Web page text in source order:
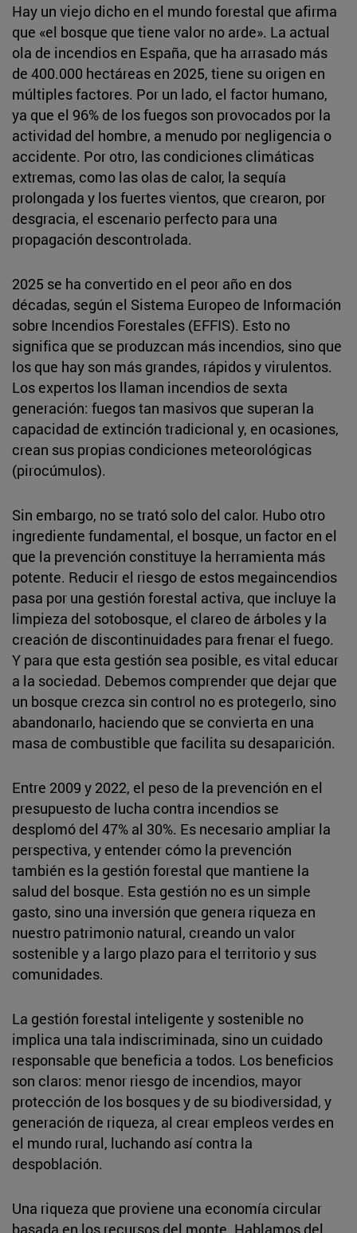
Hay un viejo dicho en el mundo forestal que afirma
que «el bosque que tiene valor no arde». La actual
ola de incendios en España, que ha arrasado más
de 400.000 hectáreas en 2025, tiene su origen en
múltiples factores. Por un lado, el factor humano,
ya que el 96% de los fuegos son provocados por la
actividad del hombre, a menudo por negligencia o
accidente. Por otro, las condiciones climáticas
extremas, como las olas de calor, la sequía
prolongada y los fuertes vientos, que crearon, por
desgracia, el escenario perfecto para una
propagación descontrolada.
2025 se ha convertido en el peor año en dos
décadas, según el Sistema Europeo de Información
sobre Incendios Forestales (EFFIS). Esto no
significa que se produzcan más incendios, sino que
los que hay son más grandes, rápidos y virulentos.
Los expertos los llaman incendios de sexta
generación: fuegos tan masivos que superan la
capacidad de extinción tradicional y, en ocasiones,
crean sus propias condiciones meteorológicas
(pirocúmulos).
Sin embargo, no se trató solo del calor. Hubo otro
ingrediente fundamental, el bosque, un factor en el
que la prevención constituye la herramienta más
potente. Reducir el riesgo de estos megaincendios
pasa por una gestión forestal activa, que incluye la
limpieza del sotobosque, el clareo de árboles y la
creación de discontinuidades para frenar el fuego.
Y para que esta gestión sea posible, es vital educar
a la sociedad. Debemos comprender que dejar que
un bosque crezca sin control no es protegerlo, sino
abandonarlo, haciendo que se convierta en una
masa de combustible que facilita su desaparición.
Entre 2009 y 2022, el peso de la prevención en el
presupuesto de lucha contra incendios se
desplomó del 47% al 30%. Es necesario ampliar la
perspectiva, y entender cómo la prevención
también es la gestión forestal que mantiene la
salud del bosque. Esta gestión no es un simple
gasto, sino una inversión que genera riqueza en
nuestro patrimonio natural, creando un valor
sostenible y a largo plazo para el territorio y sus
comunidades.
La gestión forestal inteligente y sostenible no
implica una tala indiscriminada, sino un cuidado
responsable que beneficia a todos. Los beneficios
son claros: menor riesgo de incendios, mayor
protección de los bosques y de su biodiversidad, y
generación de riqueza, al crear empleos verdes en
el mundo rural, luchando así contra la
despoblación.
Una riqueza que proviene una economía circular
basada en los recursos del monte. Hablamos del